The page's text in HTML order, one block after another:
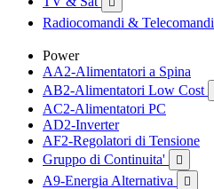
Radiocomandi & Telecomandi
Power
AA2-Alimentatori a Spina
AB2-Alimentatori Low Cost
AC2-Alimentatori PC
AD2-Inverter
AF2-Regolatori di Tensione
Gruppo di Continuita'

A9-Energia Alternativa 